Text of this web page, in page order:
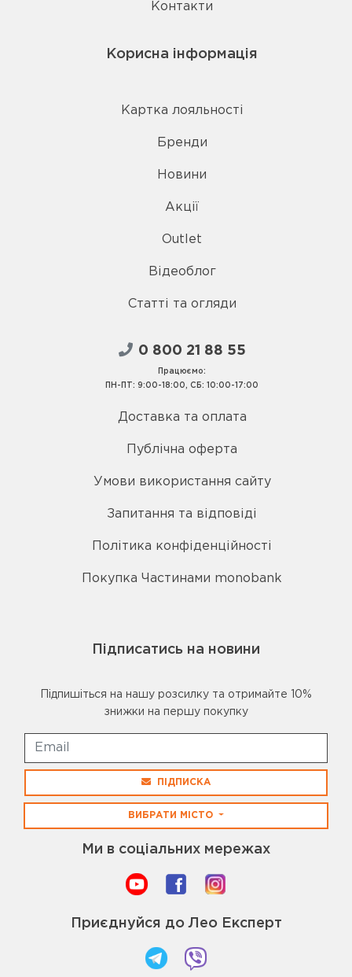
Контакти
Корисна інформація
Картка лояльності
Бренди
Новини
Акції
Outlet
Відеоблог
Статті та огляди
0 800 21 88 55
Працюємо:
ПН-ПТ: 9:00-18:00, СБ: 10:00-17:00
Доставка та оплата
Публічна оферта
Умови використання сайту
Запитання та відповіді
Політика конфіденційності
Покупка Частинами monobank
Підписатись на новини
Підпишіться на нашу розсилку та отримайте 10%
знижки на першу покупку
ПІДПИСКА
ВИБРАТИ МІСТО
Ми в соціальних мережах
Приєднуйся до Лео Експерт